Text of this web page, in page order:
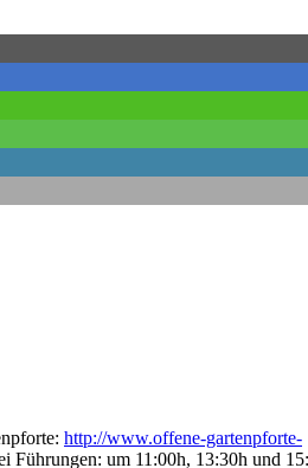
http://www.offene-gartenpforte-
um 11:00h, 13:30h und